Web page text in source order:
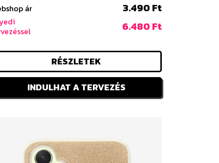
ár 3.490 Ft
6.480 Ft
RÉSZLETEK
INDULHAT A TERVEZÉS